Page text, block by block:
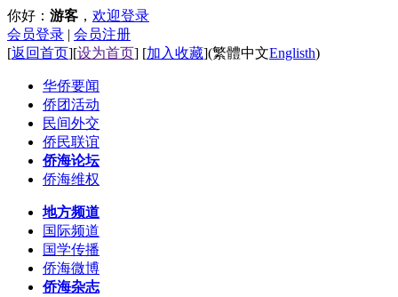
你好： 游客 ， 欢迎登录
会员登录 | 会员注册
[返回首页][设为首页] [加入收藏](繁體中文Englisth)
华侨要闻
侨团活动
民间外交
侨民联谊
侨海论坛
侨海维权
地方频道
国际频道
国学传播
侨海微博
侨海杂志